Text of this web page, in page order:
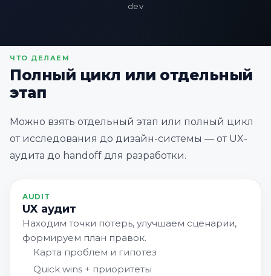
dev
ЧТО ДЕЛАЕМ
Полный цикл или отдельный
этап
Можно взять отдельный этап или полный цикл
от исследования до дизайн-системы — от UX-
аудита до handoff для разработки.
AUDIT
UX аудит
Находим точки потерь, улучшаем сценарии,
формируем план правок.
Карта проблем и гипотез
Quick wins + приоритеты